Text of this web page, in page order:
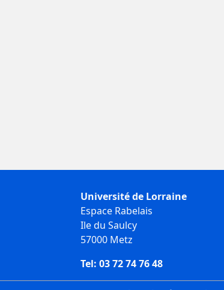
Université de Lorraine
Espace Rabelais
Ile du Saulcy
57000 Metz
Tel: 03 72 74 76 48